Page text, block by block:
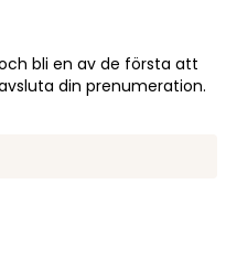
bli en av de första att
din prenumeration.